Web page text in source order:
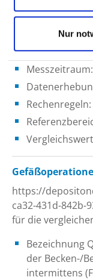
Nur
BEI
Ergebnis:
https://
ca32-431d-842b-
für die
Bezeichnung
der Becken-/
intermittens